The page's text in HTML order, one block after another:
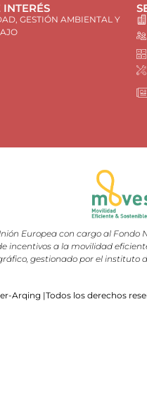
GESTIÓN AMBIENTAL Y
Europea con cargo al
a la movilidad
gestionado por el instituto
Arqing |Todos los derechos